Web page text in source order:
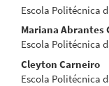
Escola Politécnica
Mariana Abrantes
Escola Politécnica
Cleyton Carneiro
Escola Politécnica